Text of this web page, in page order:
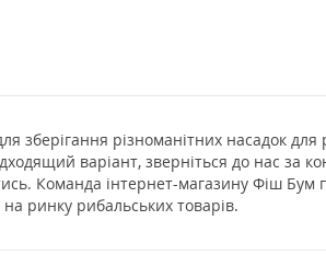
різноманітних насадок для
варіант, зверніться до нас за
Команда інтернет-магазину Фіш Бум
ринку рибальських товарів.